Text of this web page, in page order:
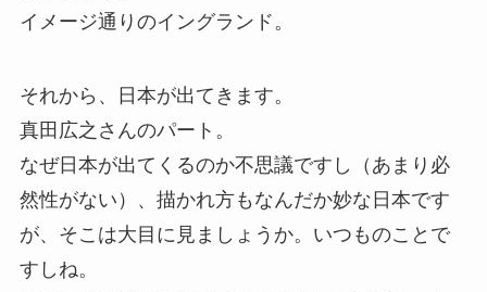
イメージ通りのイングランド。
それから、日本が出てきます。
真田広之さんのパート。
なぜ日本が出てくるのか不思議ですし（あまり必
然性がない）、描かれ方もなんだか妙な日本です
が、そこは大目に見ましょうか。いつものことで
すしね。